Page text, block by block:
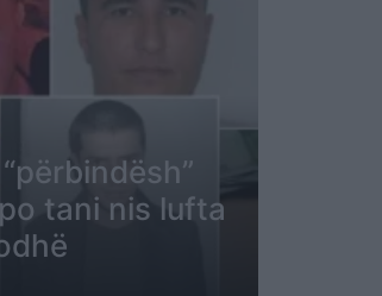
tani nis lufta